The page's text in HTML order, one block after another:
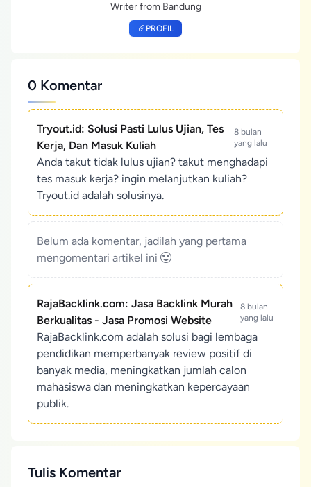
Writer from Bandung
PROFIL
0 Komentar
Tryout.id: Solusi Pasti Lulus Ujian, Tes
Kerja, Dan Masuk Kuliah
8 bulan
yang lalu
Anda takut tidak lulus ujian? takut menghadapi
tes masuk kerja? ingin melanjutkan kuliah?
Tryout.id adalah solusinya.
Belum ada komentar, jadilah yang pertama
mengomentari artikel ini
RajaBacklink.com: Jasa Backlink Murah
Berkualitas - Jasa Promosi Website
8 bulan
yang lalu
RajaBacklink.com adalah solusi bagi lembaga
pendidikan memperbanyak review positif di
banyak media, meningkatkan jumlah calon
mahasiswa dan meningkatkan kepercayaan
publik.
Tulis Komentar